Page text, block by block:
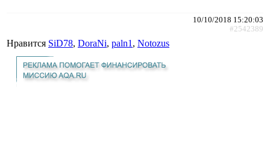
10/10/2018 15:20:03
#2542389
Нравится SiD78, DoraNi, paln1 , Notozus